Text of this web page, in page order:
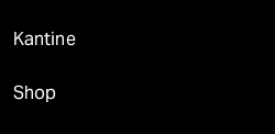
Kantine
Shop